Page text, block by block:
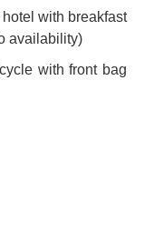
with breakfast
availability)
with front bag